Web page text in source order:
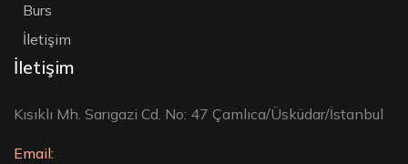
Burs
İletişim
İletişim
Kısıklı Mh. Sarıgazi Cd. No: 47 Çamlıca/Üsküdar/İstanbul
Email: